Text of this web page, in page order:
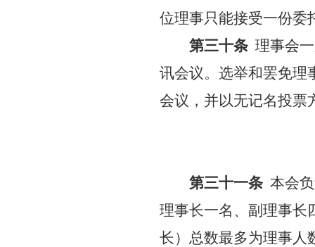
位理事只能接受一份委
第三十条 理事会
讯会议。选举和罢免理
会议，并以无记名投票
第三十一条 本会
理事长一名、副理事长
长）总数最多为理事人